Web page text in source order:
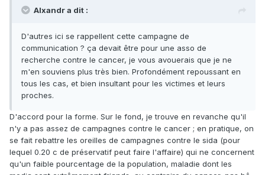
Alxandr a dit :
D'autres ici se rappellent cette campagne de
communication ? ça devait être pour une asso de
recherche contre le cancer, je vous avouerais que je ne
m'en souviens plus très bien. Profondément repoussant en
tous les cas, et bien insultant pour les victimes et leurs
proches.
D'accord pour la forme. Sur le fond, je trouve en revanche qu'il
n'y a pas assez de campagnes contre le cancer ; en pratique, on
se fait rebattre les oreilles de campagnes contre le sida (pour
lequel 0.20 c de préservatif peut faire l'affaire) qui ne concernent
qu'un faible pourcentage de la population, maladie dont les